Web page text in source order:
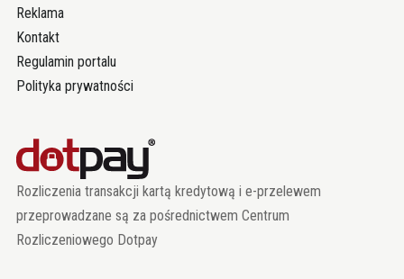
Reklama
Kontakt
Regulamin portalu
Polityka prywatności
Rozliczenia transakcji kartą kredytową i e-przelewem
przeprowadzane są za pośrednictwem Centrum
Rozliczeniowego Dotpay